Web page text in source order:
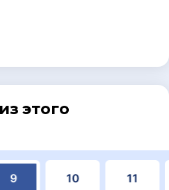
этого
9 10 11